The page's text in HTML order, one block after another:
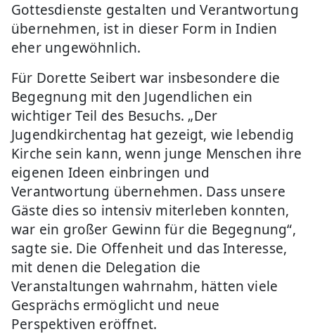
Gottesdienste gestalten und Verantwortung
übernehmen, ist in dieser Form in Indien
eher ungewöhnlich.
Für Dorette Seibert war insbesondere die
Begegnung mit den Jugendlichen ein
wichtiger Teil des Besuchs. „Der
Jugendkirchentag hat gezeigt, wie lebendig
Kirche sein kann, wenn junge Menschen ihre
eigenen Ideen einbringen und
Verantwortung übernehmen. Dass unsere
Gäste dies so intensiv miterleben konnten,
war ein großer Gewinn für die Begegnung“,
sagte sie. Die Offenheit und das Interesse,
mit denen die Delegation die
Veranstaltungen wahrnahm, hätten viele
Gesprächs ermöglicht und neue
Perspektiven eröffnet.